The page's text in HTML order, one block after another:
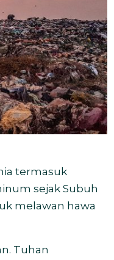
termasuk
sejak Subuh
melawan hawa
Tuhan